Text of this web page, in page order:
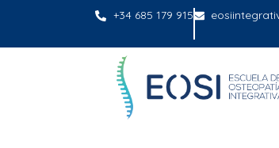
+34 685 179 915